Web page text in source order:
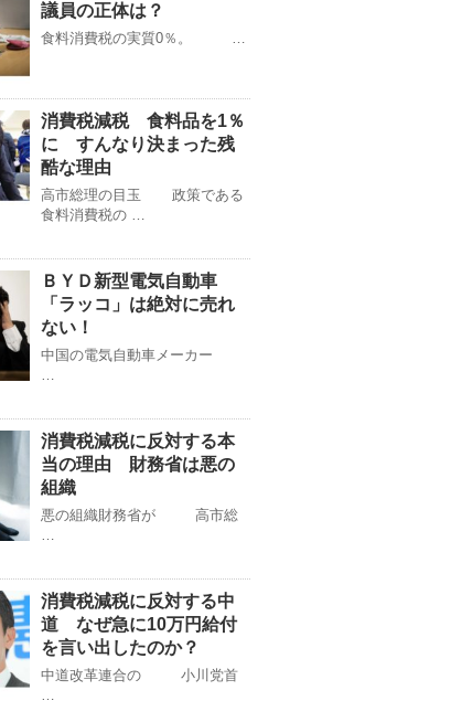
議員の正体は？
食料消費税の実質0％。 …
消費税減税 食料品を1％
に すんなり決まった残
酷な理由
高市総理の目玉 政策である
食料消費税の …
ＢＹＤ新型電気自動車
「ラッコ」は絶対に売れ
ない！
中国の電気自動車メーカー
…
消費税減税に反対する本
当の理由 財務省は悪の
組織
悪の組織財務省が 高市総
…
消費税減税に反対する中
道 なぜ急に10万円給付
を言い出したのか？
中道改革連合の 小川党首
…